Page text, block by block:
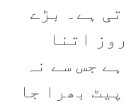
ہے۔ بڑے
اتنا
جس سے نہ
بھرا جا